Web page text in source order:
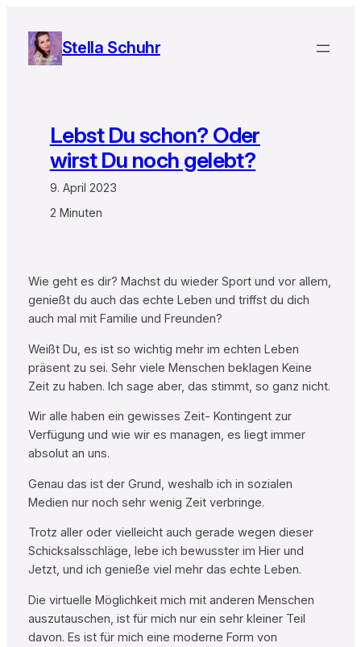
Inhalt
springen
Stella Schuhr
Lebst Du schon? Oder
wirst Du noch gelebt?
9. April 2023
2 Minuten
Wie geht es dir? Machst du wieder Sport und vor allem,
genießt du auch das echte Leben und triffst du dich
auch mal mit Familie und Freunden?
Weißt Du, es ist so wichtig mehr im echten Leben
präsent zu sei. Sehr viele Menschen beklagen Keine
Zeit zu haben. Ich sage aber, das stimmt, so ganz nicht.
Wir alle haben ein gewisses Zeit- Kontingent zur
Verfügung und wie wir es managen, es liegt immer
absolut an uns.
Genau das ist der Grund, weshalb ich in sozialen
Medien nur noch sehr wenig Zeit verbringe.
Trotz aller oder vielleicht auch gerade wegen dieser
Schicksalsschläge, lebe ich bewusster im Hier und
Jetzt, und ich genieße viel mehr das echte Leben.
Die virtuelle Möglichkeit mich mit anderen Menschen
auszutauschen, ist für mich nur ein sehr kleiner Teil
davon. Es ist für mich eine moderne Form von